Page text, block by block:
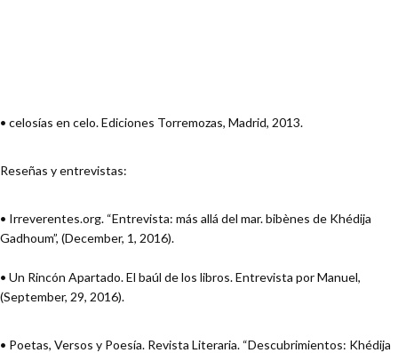
• celosías en celo. Ediciones Torremozas, Madrid, 2013.
Reseñas y entrevistas:
• Irreverentes.org. “Entrevista: más allá del mar. bibènes de Khédija
Gadhoum”, (December, 1, 2016).
• Un Rincón Apartado. El baúl de los libros. Entrevista por Manuel,
(September, 29, 2016).
• Poetas, Versos y Poesía. Revista Literaria. “Descubrimientos: Khédija